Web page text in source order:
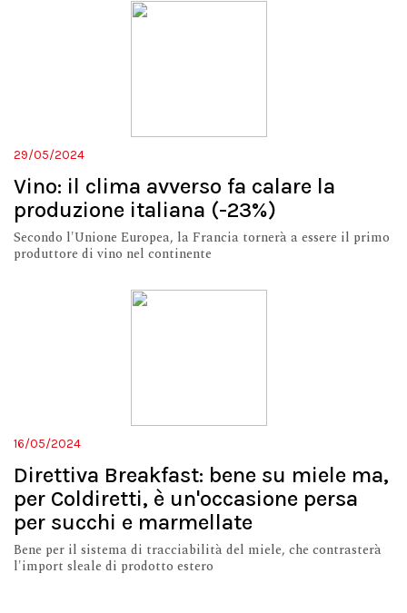
29/05/2024
Vino: il clima avverso fa calare la
produzione italiana (-23%)
Secondo l'Unione Europea, la Francia tornerà a essere il primo
produttore di vino nel continente
16/05/2024
Direttiva Breakfast: bene su miele ma,
per Coldiretti, è un'occasione persa
per succhi e marmellate
Bene per il sistema di tracciabilità del miele, che contrasterà
l'import sleale di prodotto estero